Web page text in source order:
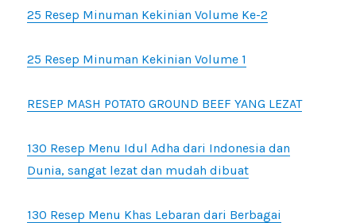
25 Resep Minuman Kekinian Volume Ke-2
25 Resep Minuman Kekinian Volume 1
RESEP MASH POTATO GROUND BEEF YANG LEZAT
130 Resep Menu Idul Adha dari Indonesia dan
Dunia, sangat lezat dan mudah dibuat
130 Resep Menu Khas Lebaran dari Berbagai